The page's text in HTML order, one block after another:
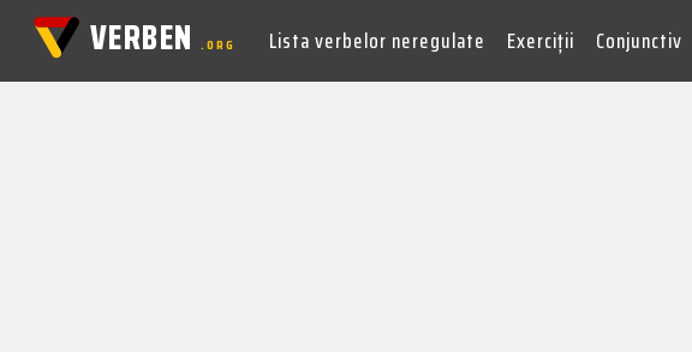
VERBEN.ORG Lista verbelor neregulate Exerciții Conjunctiv